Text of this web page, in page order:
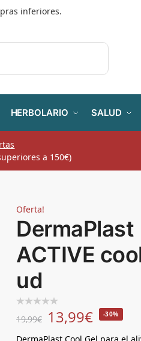
inferiores.
HERBOLARIO SALUD
a 150€)
Oferta!
DermaPlast
ACTIVE
ud
19,99€ 13,99€ -30%
DermaPlast Cool Gel para el